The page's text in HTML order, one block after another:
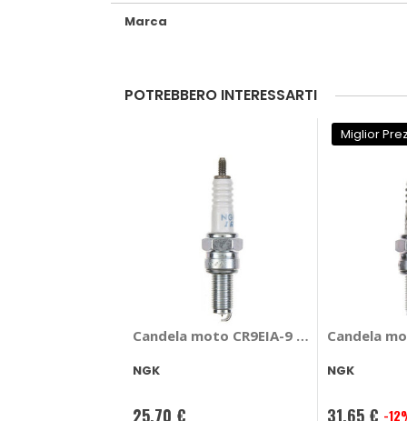
Marca
POTREBBERO INTERESSARTI
Candela moto CR9EIA-9 - NGK
NGK
25,70 €
Miglior
Candela
NGK
Prezzo
31,65 € -